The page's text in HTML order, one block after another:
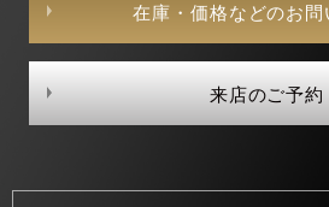
在庫・価格などのお問
来店のご予約